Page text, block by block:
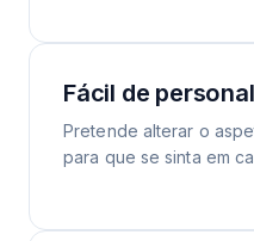
Fácil de
Pretende alterar o
para que se sinta em